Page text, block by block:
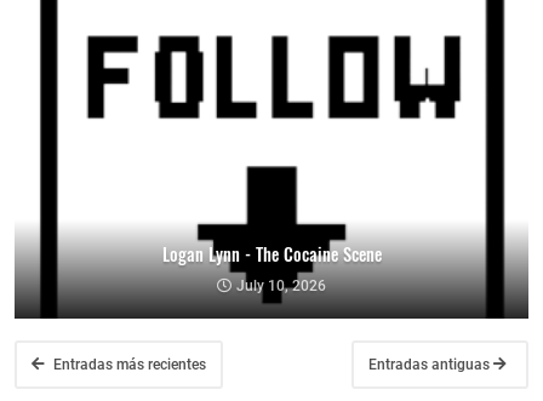
Logan Lynn - The Cocaine Scene
July 10, 2026
Entradas más recientes Entradas antiguas